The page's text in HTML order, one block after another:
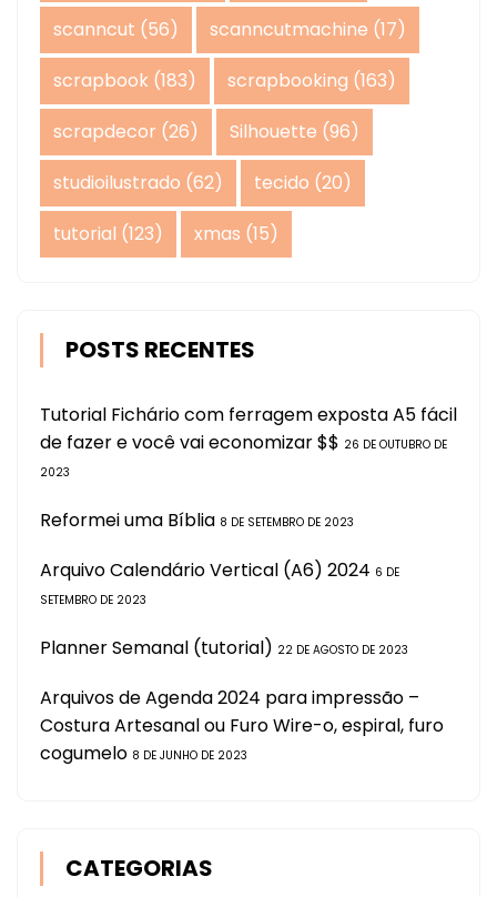
scanncut (56) scanncutmachine (17)
scrapbook (183) scrapbooking (163)
scrapdecor (26) Silhouette (96)
studioilustrado (62) tecido (20)
tutorial (123) xmas (15)
POSTS RECENTES
Tutorial Fichário com ferragem exposta A5 fácil
de fazer e você vai economizar $$ 26 DE OUTUBRO DE
2023
Reformei uma Bíblia 8 DE SETEMBRO DE 2023
Arquivo Calendário Vertical (A6) 2024 6 DE
SETEMBRO DE 2023
Planner Semanal (tutorial) 22 DE AGOSTO DE 2023
Arquivos de Agenda 2024 para impressão –
Costura Artesanal ou Furo Wire-o, espiral, furo
cogumelo 8 DE JUNHO DE 2023
CATEGORIAS